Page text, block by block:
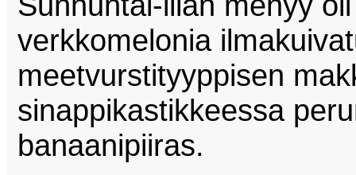
verkkomelonia
meetvurstityyppisen
sinappikastikkeessa
banaanipiiras.